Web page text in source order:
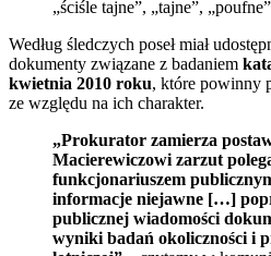
„ściśle tajne”, „tajne”,
Według śledczych poseł miał
dokumenty związane z badaniem
kwietnia 2010 roku, które powinny
ze względu na ich charakter.
„Prokurator zamierza
Macierewiczowi zarzut
funkcjonariuszem
informacje niejawne […]
publicznej wiadomości
wyniki badań okoliczności i